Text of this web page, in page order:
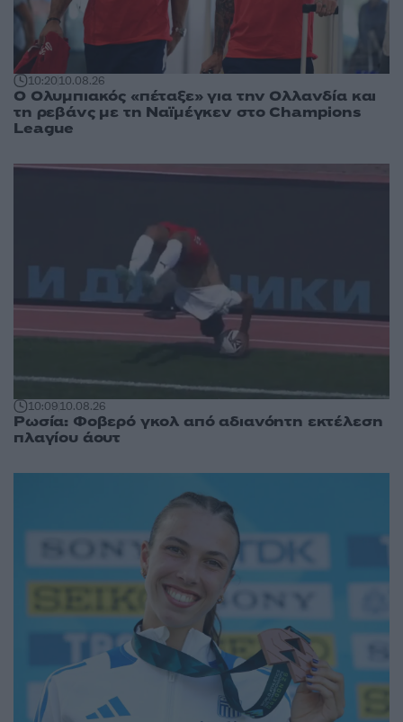
10:2010.08.26
Ο Ολυμπιακός «πέταξε» για την Ολλανδία και
τη ρεβάνς με τη Ναϊμέγκεν στο Champions
League
10:0910.08.26
Ρωσία: Φοβερό γκολ από αδιανόητη εκτέλεση
πλαγίου άουτ